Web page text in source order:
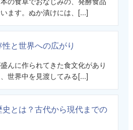
ます。ぬか漬けには、[...]
と世界への広がり
んに作られてきた食文化があり
世界中を見渡してみる[...]
とは？古代から現代までの